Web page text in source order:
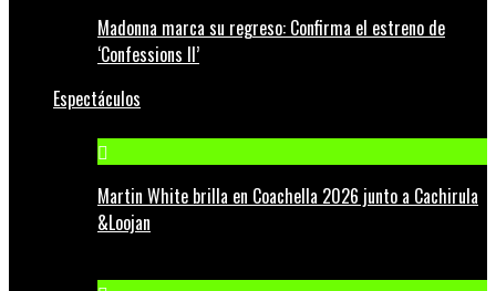
Madonna marca su regreso: Confirma el estreno de
‘Confessions II’
Espectáculos
Martin White brilla en Coachella 2026 junto a Cachirula
&Loojan